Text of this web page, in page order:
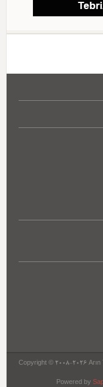
Copyright © 2008-2026
Powered by